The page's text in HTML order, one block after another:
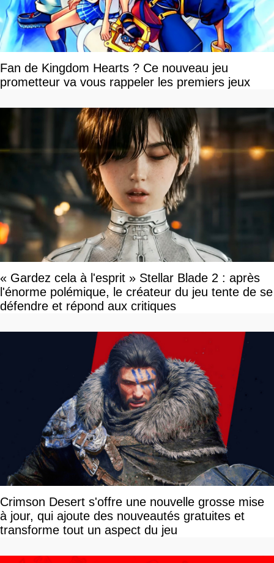
Fan de Kingdom Hearts ? Ce nouveau jeu
prometteur va vous rappeler les premiers jeux
« Gardez cela à l'esprit » Stellar Blade 2 : après
l'énorme polémique, le créateur du jeu tente de se
défendre et répond aux critiques
Crimson Desert s'offre une nouvelle grosse mise
à jour, qui ajoute des nouveautés gratuites et
transforme tout un aspect du jeu